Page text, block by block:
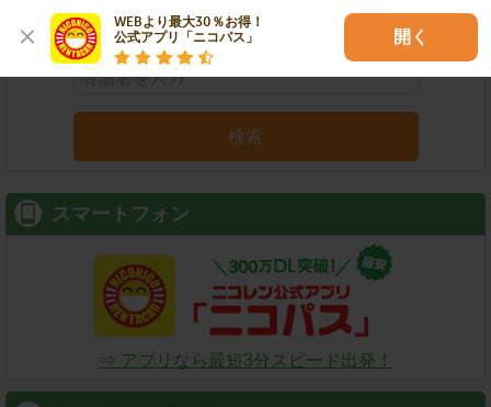
WEBより最大30％お得！
公式アプリ「ニコパス」
開く
店舗名 駅名
検索
スマートフォン
⇒ アプリなら最短3分スピード出発！